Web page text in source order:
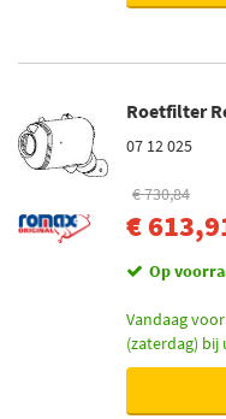
Roetfilter
07 12 025
€ 730,84
€
Op
Vandaag
(zaterdag) bij